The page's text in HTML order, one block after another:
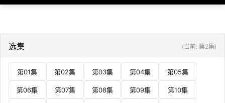
选集 (当前: 第2集)
第01集 第02集 第03集 第04集 第05集
第06集 第07集 第08集 第09集 第10集